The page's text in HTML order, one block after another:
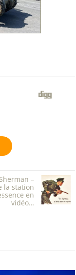
–
la station
en
vidéo…